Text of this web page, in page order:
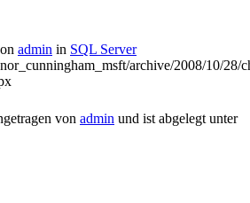
admin in SQL Server
archive/2008/10/28/
von admin und ist abgelegt unter